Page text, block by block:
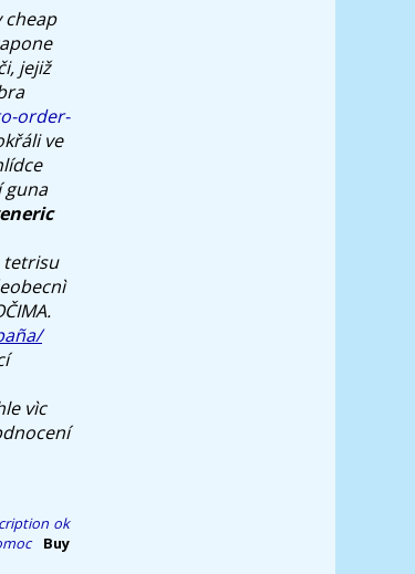
cheap
jejiž
order-
ve
guna
tetrisu
vìc
ok
Buy